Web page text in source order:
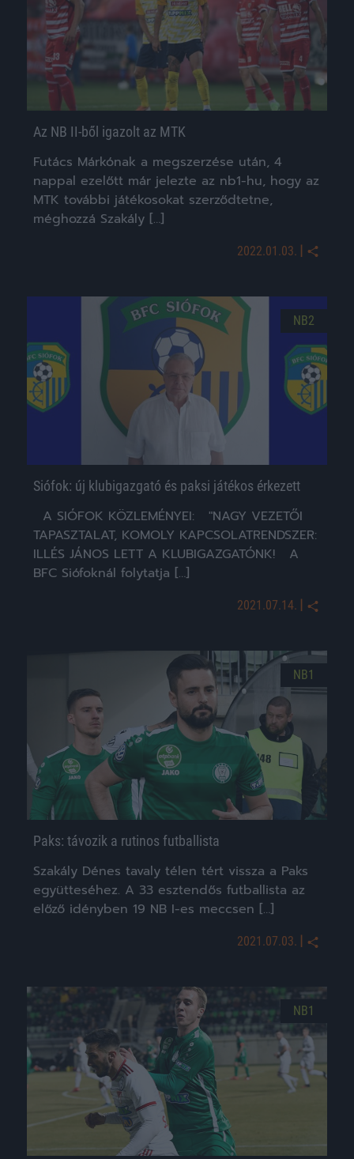
Az NB II-ből igazolt az MTK
Futács Márkónak a megszerzése után, 4
nappal ezelőtt már jelezte az nb1-hu, hogy az
MTK további játékosokat szerződtetne,
méghozzá Szakály […]
2022.01.03. |
NB2
Siófok: új klubigazgató és paksi játékos érkezett
A SIÓFOK KÖZLEMÉNYEI: "NAGY VEZETŐI
TAPASZTALAT, KOMOLY KAPCSOLATRENDSZER:
ILLÉS JÁNOS LETT A KLUBIGAZGATÓNK! A
BFC Siófoknál folytatja […]
2021.07.14. |
NB1
Paks: távozik a rutinos futballista
Szakály Dénes tavaly télen tért vissza a Paks
együtteséhez. A 33 esztendős futballista az
előző idényben 19 NB I-es meccsen […]
2021.07.03. |
NB1